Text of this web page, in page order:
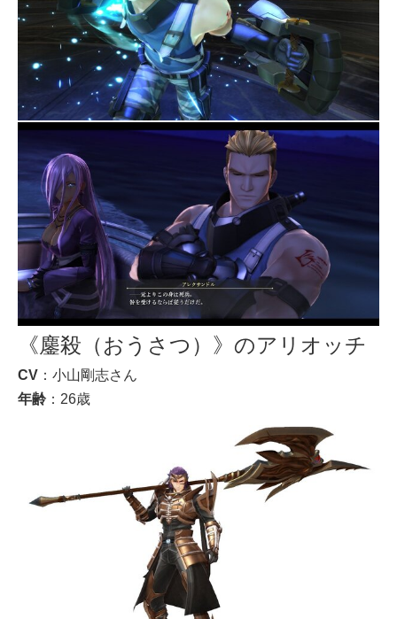
《鏖殺（おうさつ）》のアリオッチ
CV ：小山剛志さん
年齢 ：26歳